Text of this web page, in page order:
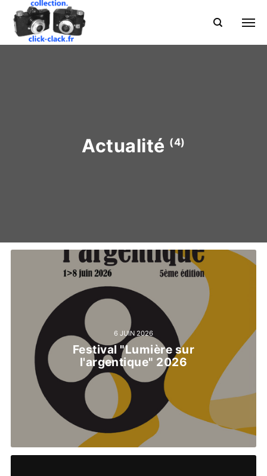
Actualité (4)
6 JUIN 2026
Festival "Lumière sur
l'argentique" 2026